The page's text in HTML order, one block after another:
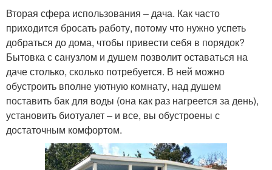
Вторая сфера использования – дача. Как часто
приходится бросать работу, потому что нужно успеть
добраться до дома, чтобы привести себя в порядок?
Бытовка с санузлом и душем позволит оставаться на
даче столько, сколько потребуется. В ней можно
обустроить вполне уютную комнату, над душем
поставить бак для воды (она как раз нагреется за день),
установить биотуалет – и все, вы обустроены с
достаточным комфортом.